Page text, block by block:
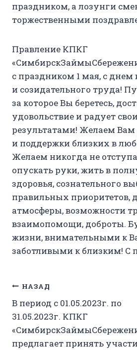
праздником, а лозунги
торжественными
Правление КПКГ
с праздником 1 мая, с днем
и созидательного труда!
за которое Вы беретесь,
удовольствие и радует
результатами! Желаем Вам
и поддержки близких в
Желаем никогда не
опускать руки, жить в
здоровья, сознательного
правильных приоритетов,
атмосферы, возможности
взаимопомощи, доброты.
жизни, внимательными к
заботливыми к близким! С
Навигация
по
записям
НАЗАД
В период с 01.05.2023г. по
31.05.2023г. КПКГ
предлагает принять